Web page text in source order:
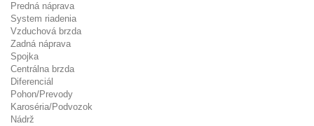
Predná náprava
System riadenia
Vzduchová brzda
Zadná náprava
Spojka
Centrálna brzda
Diferenciál
Pohon/Prevody
Karoséria/Podvozok
Nádrž